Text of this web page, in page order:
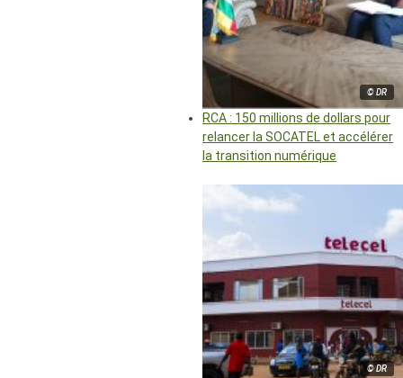
© DR
RCA : 150 millions de dollars pour
relancer la SOCATEL et accélérer
la transition numérique
© DR